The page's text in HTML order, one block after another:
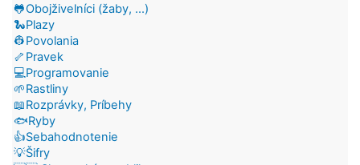
🐸Obojživelníci (žaby, ...)
🐍Plazy
👷Povolania
🦴Pravek
💻Programovanie
🌱Rastliny
📖Rozprávky, Príbehy
🐟Ryby
👍Sebahodnotenie
💡Šifry